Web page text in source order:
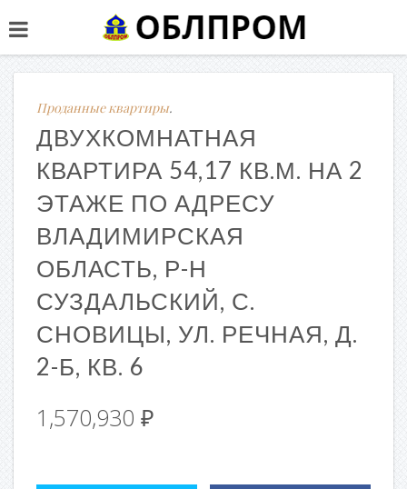
Проданные квартиры.
ДВУХКОМНАТНАЯ
КВАРТИРА 54,17 КВ.М. НА 2
ЭТАЖЕ ПО АДРЕСУ
ВЛАДИМИРСКАЯ
ОБЛАСТЬ, Р-Н
СУЗДАЛЬСКИЙ, С.
СНОВИЦЫ, УЛ. РЕЧНАЯ, Д.
2-Б, КВ. 6
1,570,930 ₽